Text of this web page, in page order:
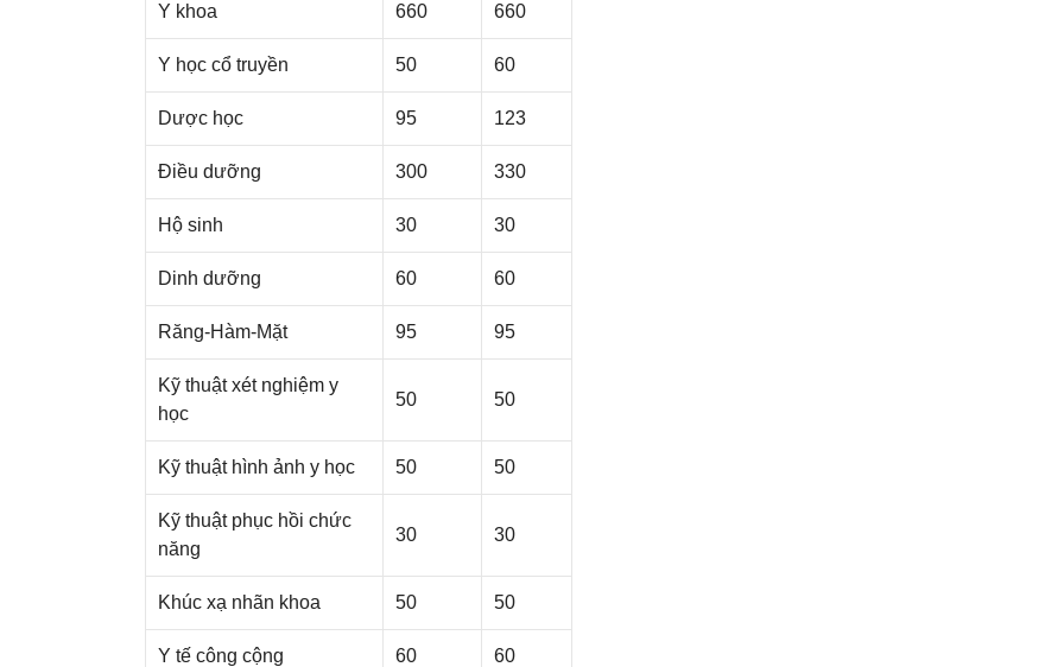
Y khoa 660 660
Y học cổ truyền 50 60
Dược học 95 123
Điều dưỡng 300 330
Hộ sinh 30 30
Dinh dưỡng 60 60
Răng-Hàm-Mặt 95 95
Kỹ thuật xét nghiệm y
học
50 50
Kỹ thuật hình ảnh y học 50 50
Kỹ thuật phục hồi chức
năng
30 30
Khúc xạ nhãn khoa 50 50
Y tế công cộng 60 60